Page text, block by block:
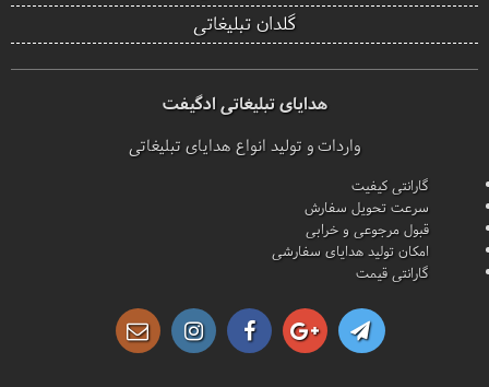
گلدان تبلیغاتی
هدایای تبلیغاتی ادگیفت
واردات و تولید انواع هدایای تبلیغاتی
گارانتی کیفیت
سرعت تحویل سفارش
قبول مرجوعی و خرابی
امکان تولید هدایای سفارشی
گارانتی قیمت